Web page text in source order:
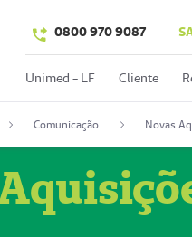
0800 970 9087
Unimed - LF Cliente
Comunicação Novas